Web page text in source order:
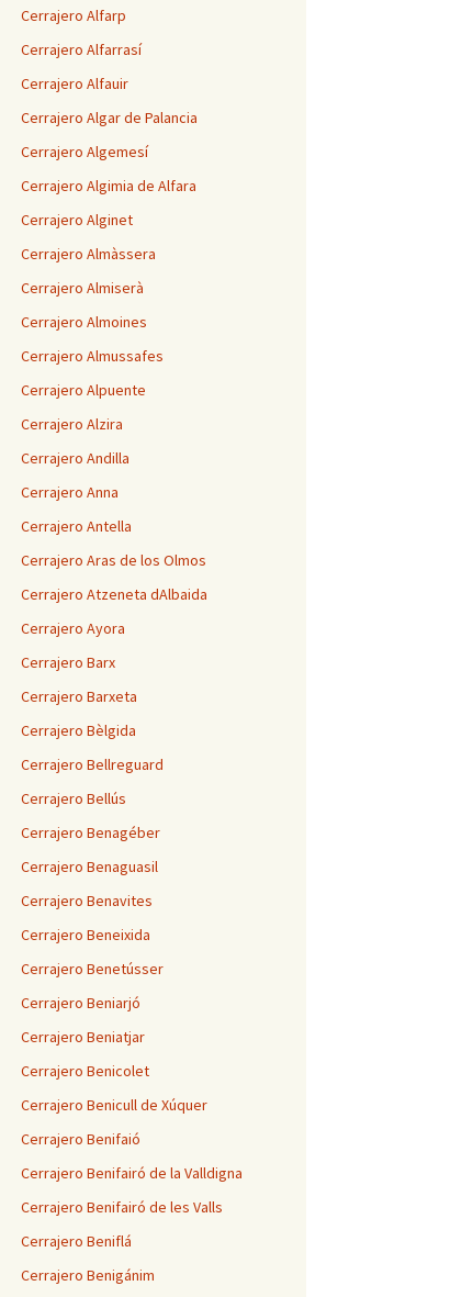
Cerrajero Alfarp
Cerrajero Alfarrasí
Cerrajero Alfauir
Cerrajero Algar de Palancia
Cerrajero Algemesí
Cerrajero Algimia de Alfara
Cerrajero Alginet
Cerrajero Almàssera
Cerrajero Almiserà
Cerrajero Almoines
Cerrajero Almussafes
Cerrajero Alpuente
Cerrajero Alzira
Cerrajero Andilla
Cerrajero Anna
Cerrajero Antella
Cerrajero Aras de los Olmos
Cerrajero Atzeneta dAlbaida
Cerrajero Ayora
Cerrajero Barx
Cerrajero Barxeta
Cerrajero Bèlgida
Cerrajero Bellreguard
Cerrajero Bellús
Cerrajero Benagéber
Cerrajero Benaguasil
Cerrajero Benavites
Cerrajero Beneixida
Cerrajero Benetússer
Cerrajero Beniarjó
Cerrajero Beniatjar
Cerrajero Benicolet
Cerrajero Benicull de Xúquer
Cerrajero Benifaió
Cerrajero Benifairó de la Valldigna
Cerrajero Benifairó de les Valls
Cerrajero Beniflá
Cerrajero Benigánim